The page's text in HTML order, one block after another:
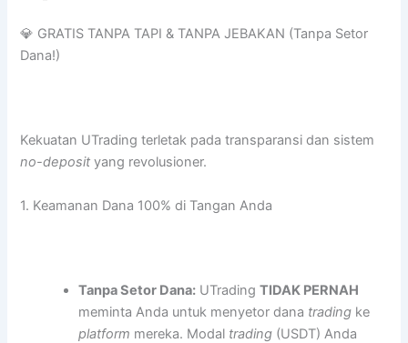
💎 GRATIS TANPA TAPI & TANPA JEBAKAN (Tanpa Setor
Dana!)
Kekuatan UTrading terletak pada transparansi dan sistem
no-deposit yang revolusioner.
1. Keamanan Dana 100% di Tangan Anda
Tanpa Setor Dana: UTradingTIDAK PERNAH
meminta Anda untuk menyetor dana trading ke
platform mereka. Modal trading (USDT) Anda